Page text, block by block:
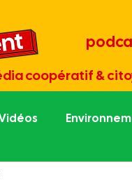
coopératif &